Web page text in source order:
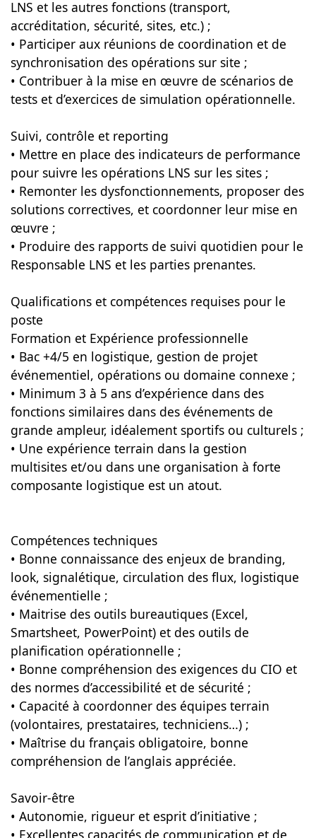
LNS et les autres fonctions (transport,
accréditation, sécurité, sites, etc.) ;
• Participer aux réunions de coordination et de
synchronisation des opérations sur site ;
• Contribuer à la mise en œuvre de scénarios de
tests et d’exercices de simulation opérationnelle.
Suivi, contrôle et reporting
• Mettre en place des indicateurs de performance
pour suivre les opérations LNS sur les sites ;
• Remonter les dysfonctionnements, proposer des
solutions correctives, et coordonner leur mise en
œuvre ;
• Produire des rapports de suivi quotidien pour le
Responsable LNS et les parties prenantes.
Qualifications et compétences requises pour le
poste
Formation et Expérience professionnelle
• Bac +4/5 en logistique, gestion de projet
événementiel, opérations ou domaine connexe ;
• Minimum 3 à 5 ans d’expérience dans des
fonctions similaires dans des événements de
grande ampleur, idéalement sportifs ou culturels ;
• Une expérience terrain dans la gestion
multisites et/ou dans une organisation à forte
composante logistique est un atout.
Compétences techniques
• Bonne connaissance des enjeux de branding,
look, signalétique, circulation des flux, logistique
événementielle ;
• Maitrise des outils bureautiques (Excel,
Smartsheet, PowerPoint) et des outils de
planification opérationnelle ;
• Bonne compréhension des exigences du CIO et
des normes d’accessibilité et de sécurité ;
• Capacité à coordonner des équipes terrain
(volontaires, prestataires, techniciens…) ;
• Maîtrise du français obligatoire, bonne
compréhension de l’anglais appréciée.
Savoir-être
• Autonomie, rigueur et esprit d’initiative ;
• Excellentes capacités de communication et de